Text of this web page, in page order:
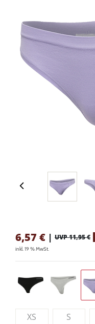
6,57 € | UVP 11,95 €
inkl. 19 % MwSt.
XS S